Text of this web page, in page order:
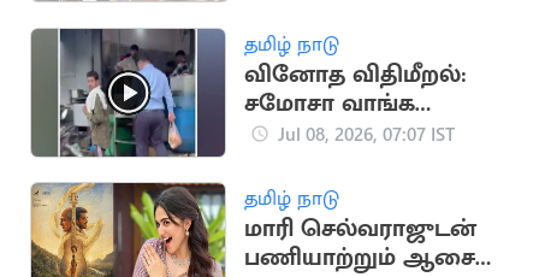
தமிழ் நாடு
வினோத விதிமீறல்:
சமோசா வாங்க
ரயிலை நிறுத்திய
Jul 08, 2026, 07:07 IST
தமிழ் நாடு
மாரி செல்வராஜுடன்
பணியாற்றும் ஆசை